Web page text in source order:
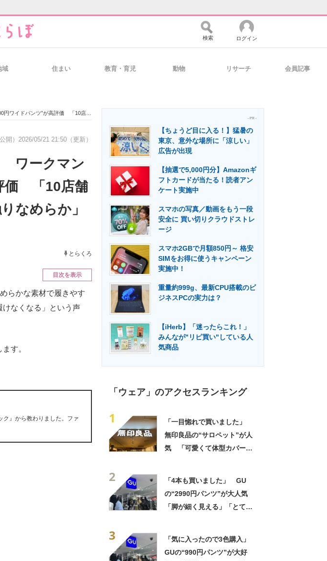
経営リーダーのコミュニティ マーケ×ITの今がよく分かる
・比較・事例 製造業のIT導入・活用を支援
エネルギーの専門メディア 建設×テクノロジーの最前線
検索 ログイン
域 住まい 教育・育児 動物 リサーチ 会員記事
ってやっと買えた」「肌触りなめらか」「色も褒められた」
開） 2026/05/21 21:50（更新）
ワークマン
価 「10店舗
なめらか」
とらくろ
目次を表示
らかな素材で履きやす
けなくなる」という声
す。
ク』から教わりました。ファ
- PR -
【ちょうど目に入る！】猛暑の
東京、意外な場所に「涼しい」
広告が出現
【抽選で5,000円分】Amazonギ
フトカードが当たる！読者アン
ケート実施中
スマホの写真／動画をもう一段
安全に 買い切りクラウドストレ
ージ
スマホ2GBで月額850円～ 格安
SIMをお得に使うキャンペーン
実施中！
重量約999g、最新CPU搭載のビ
ジネスPCの実力は？
【iHerb】「迷ったらこれ！」
みんなが"リピ買い"している人
気商品
「ウェア」のアクセスランキング
1
「一目惚れで買いました」
無印良品の“サロペット”が人
気 「可愛くて体型カバーし
2
「4本も買いました」 GU
の“2990円パンツ”が大人気
「脚が細く見える」「とても
3
「気に入ったので3色購入」
GUの“990円パンツ”が大好